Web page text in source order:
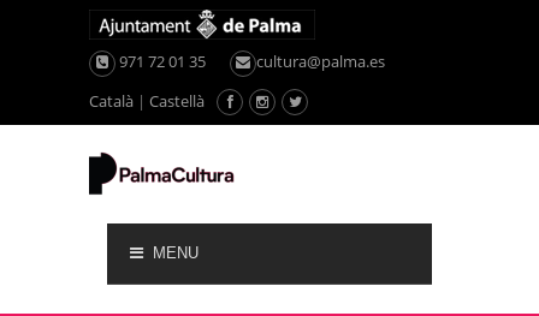
971 72 01 35
cultura@palma.es
Català | Castellà
MENU